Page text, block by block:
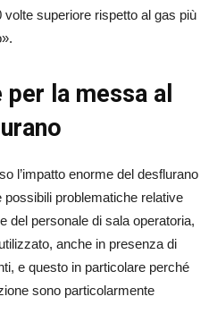
superiore rispetto al gas più
la messa al
l’impatto enorme del desflurano
possibili problematiche relative
del personale di sala operatoria,
anche in presenza di
e questo in particolare perché
sono particolarmente